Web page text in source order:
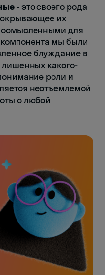
- это своего рода
их
для
компонента мы были
блуждание в
какого-
роли и
неотъемлемой
с любой